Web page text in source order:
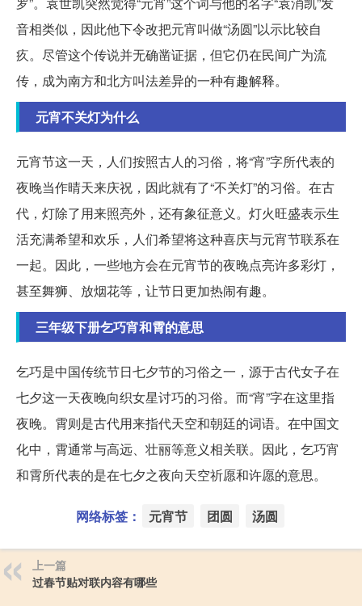
音相类似，因此他下令改把元宵叫做“汤圆”以示比较自
疚。尽管这个传说并无确凿证据，但它仍在民间广为流
传，成为南方和北方叫法差异的一种有趣解释。
元宵不关灯为什么
元宵节这一天，人们按照古人的习俗，将“宵”字所代表的
夜晚当作晴天来庆祝，因此就有了“不关灯”的习俗。在古
代，灯除了用来照亮外，还有象征意义。灯火旺盛表示生
活充满希望和欢乐，人们希望将这种喜庆与元宵节联系在
一起。因此，一些地方会在元宵节的夜晚点亮许多彩灯，
甚至舞狮、放烟花等，让节日更加热闹有趣。
三年级下册乞巧宵和霄的意思
乞巧是中国传统节日七夕节的习俗之一，源于古代女子在
七夕这一天夜晚向织女星讨巧的习俗。而“宵”字在这里指
夜晚。霄则是古代用来指代天空和朝廷的词语。在中国文
化中，霄通常与高远、壮丽等意义相关联。因此，乞巧宵
和霄所代表的是在七夕之夜向天空祈愿和许愿的意思。
网络标签： 元宵节 团圆 汤圆
上一篇
过春节贴对联内容有哪些